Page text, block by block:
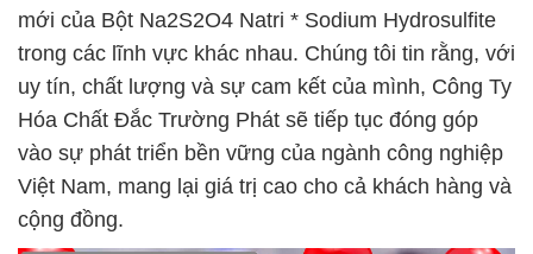
mới của Bột Na2S2O4 Natri * Sodium Hydrosulfite
trong các lĩnh vực khác nhau. Chúng tôi tin rằng, với
uy tín, chất lượng và sự cam kết của mình, Công Ty
Hóa Chất Đắc Trường Phát sẽ tiếp tục đóng góp
vào sự phát triển bền vững của ngành công nghiệp
Việt Nam, mang lại giá trị cao cho cả khách hàng và
cộng đồng.